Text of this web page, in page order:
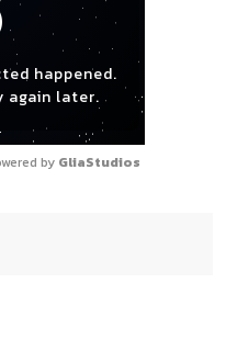
happened.
again later.
by GliaStudios